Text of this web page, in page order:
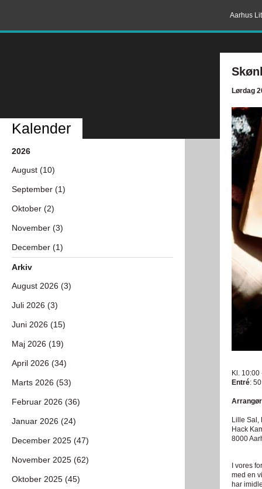
Aarhus
Lørdag
Kl. 10:00
Entré:
Lille Sal,
Hack
8000
I vores
med en
har
Kalender
2026
August (10)
September (1)
Oktober (2)
November (3)
December (1)
Arkiv
August 2026 (3)
Juli 2026 (3)
Juni 2026 (15)
Maj 2026 (19)
April 2026 (34)
Marts 2026 (53)
Februar 2026 (36)
Januar 2026 (24)
December 2025 (47)
November 2025 (62)
Oktober 2025 (45)